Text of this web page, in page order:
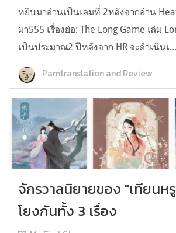
หยิบมาอ่านเป็นเล่มที่ 2หลังจากอ่าน
มา555 เรื่องย่อ: The Long Game เล่ม
เป็นประมาณ2 ปีหลังจาก HR จะดำเนินเ...
Parntranslation and Review
จักรวาลนิยายของ "เทียนห
โยงกันทั้ง 3 เรื่อง